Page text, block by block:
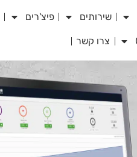
שירותים פיצ'רים
צרו קשר